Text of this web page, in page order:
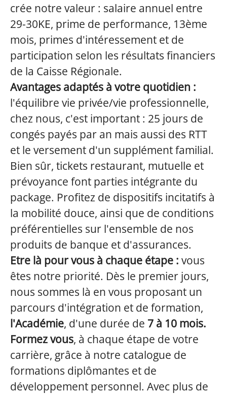
crée notre valeur : salaire annuel entre
29-30KE, prime de performance, 13ème
mois, primes d'intéressement et de
participation selon les résultats financiers
de la Caisse Régionale.
Avantages adaptés à votre quotidien :
l'équilibre vie privée/vie professionnelle,
chez nous, c'est important : 25 jours de
congés payés par an mais aussi des RTT
et le versement d'un supplément familial.
Bien sûr, tickets restaurant, mutuelle et
prévoyance font parties intégrante du
package. Profitez de dispositifs incitatifs à
la mobilité douce, ainsi que de conditions
préférentielles sur l'ensemble de nos
produits de banque et d'assurances.
Etre là pour vous à chaque étape : vous
êtes notre priorité. Dès le premier jours,
nous sommes là en vous proposant un
parcours d'intégration et de formation,
l'Académie, d'une durée de 7 à 10 mois.
Formez vous, à chaque étape de votre
carrière, grâce à notre catalogue de
formations diplômantes et de
développement personnel. Avec plus de